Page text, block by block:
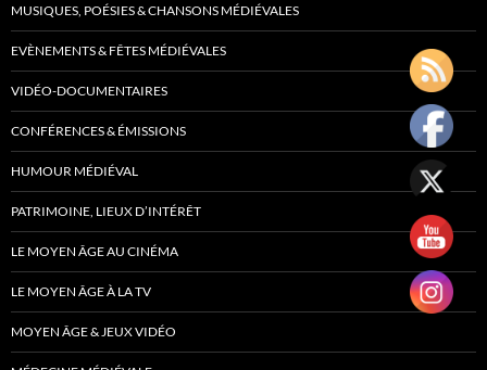
MUSIQUES, POÉSIES & CHANSONS MÉDIÉVALES
EVÈNEMENTS & FÊTES MÉDIÉVALES
VIDÉO-DOCUMENTAIRES
CONFÉRENCES & ÉMISSIONS
HUMOUR MÉDIÉVAL
PATRIMOINE, LIEUX D’INTÉRÊT
LE MOYEN ÂGE AU CINÉMA
LE MOYEN ÂGE À LA TV
MOYEN ÂGE & JEUX VIDÉO